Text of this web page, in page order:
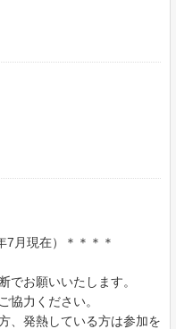
7月現在）＊＊＊＊
でお願いいたします。
協力ください。
、発熱している方は参加を